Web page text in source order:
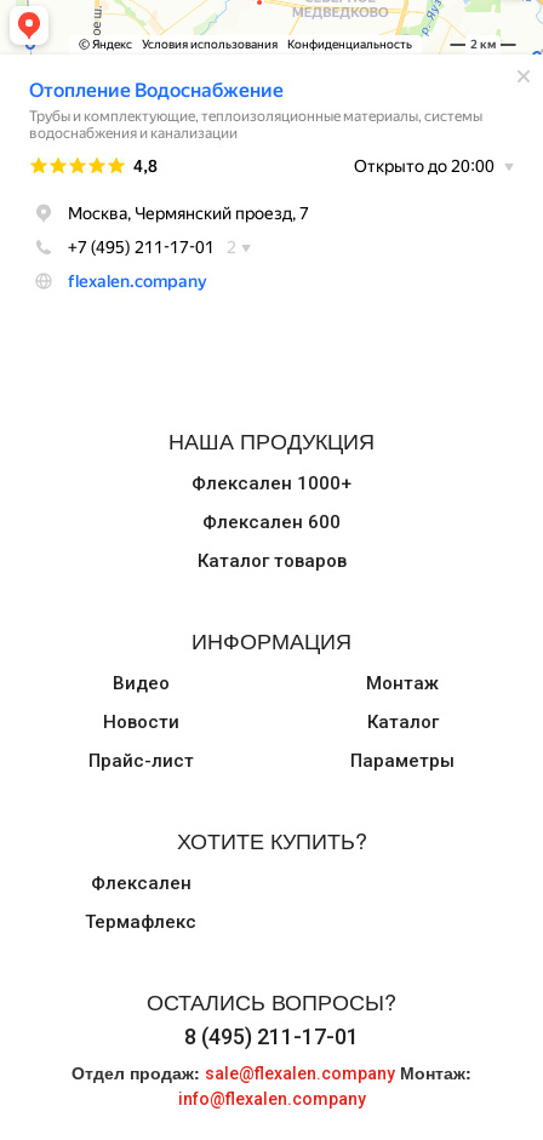
НАША ПРОДУКЦИЯ
Флексален 1000+
Флексален 600
Каталог товаров
ИНФОРМАЦИЯ
Видео
Новости
Прайс-лист
Монтаж
Каталог
Параметры
ХОТИТЕ КУПИТЬ?
Флексален
Термафлекс
ОСТАЛИСЬ ВОПРОСЫ?
8 (495) 211-17-01
Отдел продаж: sale@flexalen.company Монтаж:
info@flexalen.company